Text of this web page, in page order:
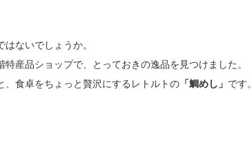
ないでしょうか。
産品ショップで、とっておきの逸品を見つけました。
、食卓をちょっと贅沢にするレトルトの 「鯛めし」 です。